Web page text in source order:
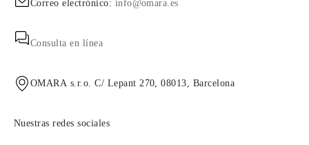
Correo electrónico: info@omara.es
Consulta en línea
OMARA s.r.o. C/ Lepant 270, 08013, Barcelona
Nuestras redes sociales